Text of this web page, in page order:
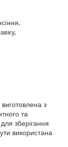
виготовлена з
та
зберігання
використана